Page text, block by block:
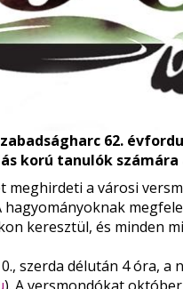
62.
korú tanulók számára
a városi
hagyományoknak
keresztül, és minden
szerda délután 4 óra,
). A versmondókat